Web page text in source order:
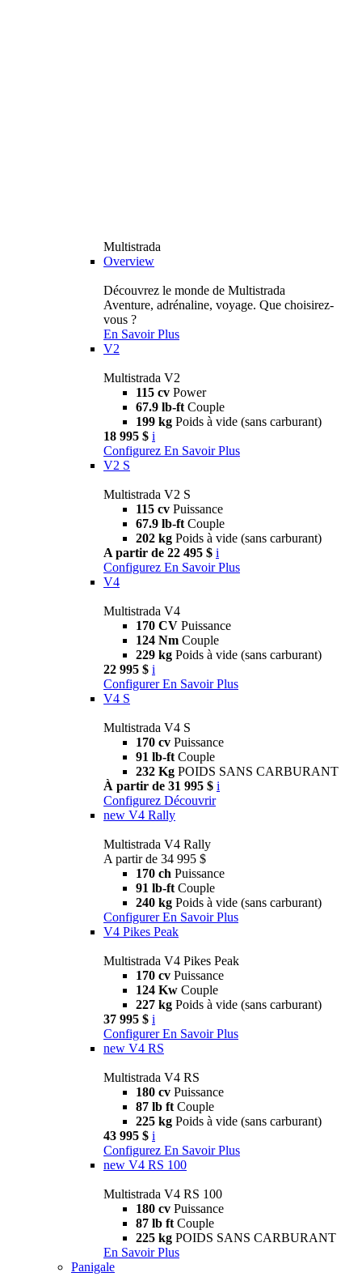
Multistrada
Overview
Découvrez le monde de Multistrada
Aventure, adrénaline, voyage. Que choisirez-
vous ?
En Savoir Plus
V2
Multistrada V2
115 cv Power
67.9 lb-ft Couple
199 kg Poids à vide (sans carburant)
18 995 $ i
Configurez En Savoir Plus
V2 S
Multistrada V2 S
115 cv Puissance
67.9 lb-ft Couple
202 kg Poids à vide (sans carburant)
A partir de 22 495 $ i
Configurez En Savoir Plus
V4
Multistrada V4
170 CV Puissance
124 Nm Couple
229 kg Poids à vide (sans carburant)
22 995 $ i
Configurer En Savoir Plus
V4 S
Multistrada V4 S
170 cv Puissance
91 lb-ft Couple
232 Kg POIDS SANS CARBURANT
À partir de 31 995 $ i
Configurez Découvrir
new V4 Rally
Multistrada V4 Rally
A partir de 34 995 $
170 ch Puissance
91 lb-ft Couple
240 kg Poids à vide (sans carburant)
Configurer En Savoir Plus
V4 Pikes Peak
Multistrada V4 Pikes Peak
170 cv Puissance
124 Kw Couple
227 kg Poids à vide (sans carburant)
37 995 $ i
Configurer En Savoir Plus
new V4 RS
Multistrada V4 RS
180 cv Puissance
87 lb ft Couple
225 kg Poids à vide (sans carburant)
43 995 $ i
Configurez En Savoir Plus
new V4 RS 100
Multistrada V4 RS 100
180 cv Puissance
87 lb ft Couple
225 kg POIDS SANS CARBURANT
En Savoir Plus
Panigale